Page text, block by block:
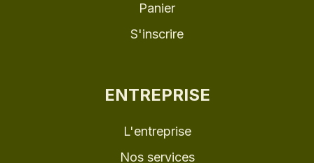
Panier
S'inscrire
ENTREPRISE
L'entreprise
Nos services